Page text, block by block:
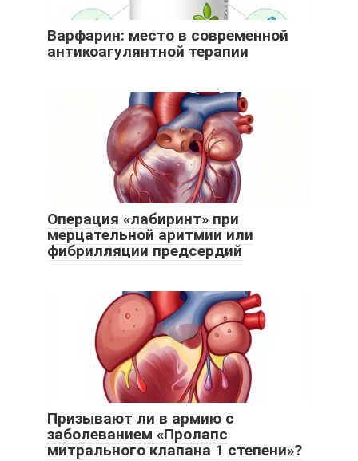
Варфарин: место в современной
антикоагулянтной терапии
Операция «лабиринт» при
мерцательной аритмии или
фибрилляции предсердий
Призывают ли в армию с
заболеванием «Пролапс
митрального клапана 1 степени»?